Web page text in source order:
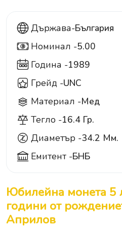
Държава-България
5 Номинал -5.00
Година -1989
Грейд -UNC
Материал -Мед
Тегло -16.4 Гр.
Диаметър -34.2 Мм.
Емитент -БНБ
Юбилейна монета 5
години от
Априлов